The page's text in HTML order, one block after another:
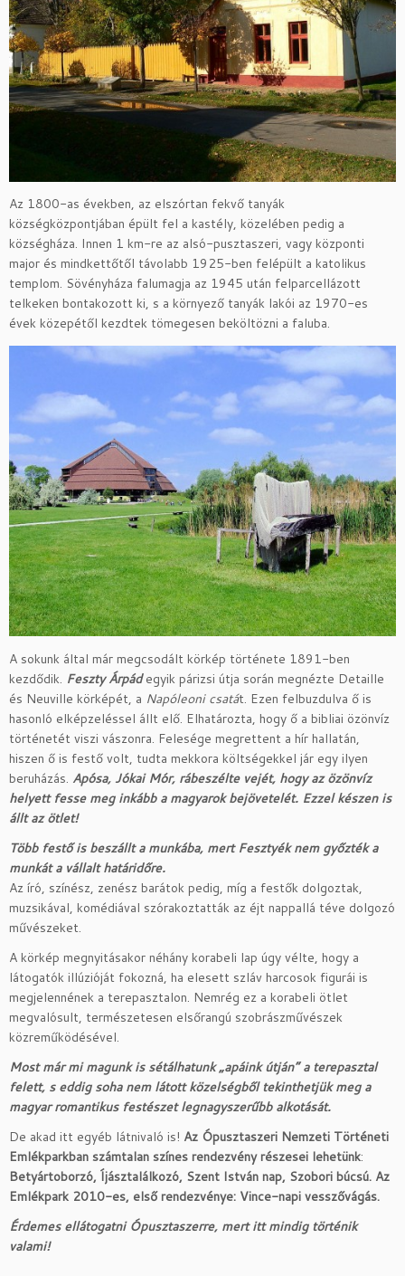
Az 1800-as években, az elszórtan fekvő tanyák
községközpontjában épült fel a kastély, közelében pedig a
községháza. Innen 1 km-re az alsó-pusztaszeri, vagy központi
major és mindkettőtől távolabb 1925-ben felépült a katolikus
templom. Sövényháza falumagja az 1945 után felparcellázott
telkeken bontakozott ki, s a környező tanyák lakói az 1970-es
évek közepétől kezdtek tömegesen beköltözni a faluba.
A sokunk által már megcsodált körkép története 1891-ben
kezdődik. Feszty Árpádegyik párizsi útja során megnézte Detaille
és Neuville körképét, a Napóleoni csatát. Ezen felbuzdulva ő is
hasonló elképzeléssel állt elő. Elhatározta, hogy ő a bibliai özönvíz
történetét viszi vászonra. Felesége megrettent a hír hallatán,
hiszen ő is festő volt, tudta mekkora költségekkel jár egy ilyen
beruházás. Apósa, Jókai Mór, rábeszélte vejét, hogy az özönvíz
helyett fesse meg inkább a magyarok bejövetelét. Ezzel készen is
állt az ötlet!
Több festő is beszállt a munkába, mert Fesztyék nem győzték a
munkát a vállalt határidőre.
Az író, színész, zenész barátok pedig, míg a festők dolgoztak,
muzsikával, komédiával szórakoztatták az éjt nappallá téve dolgozó
művészeket.
A körkép megnyitásakor néhány korabeli lap úgy vélte, hogy a
látogatók illúzióját fokozná, ha elesett szláv harcosok figurái is
megjelennének a terepasztalon. Nemrég ez a korabeli ötlet
megvalósult, természetesen elsőrangú szobrászművészek
közreműködésével.
Most már mi magunk is sétálhatunk „apáink útján” a terepasztal
felett, s eddig soha nem látott közelségből tekinthetjük meg a
magyar romantikus festészet legnagyszerűbb alkotását.
De akad itt egyéb látnivaló is! Az Ópusztaszeri Nemzeti Történeti
Emlékparkban számtalan színes rendezvény részesei lehetünk:
Betyártoborzó, Íjásztalálkozó, Szent István nap, Szobori búcsú. Az
Emlékpark 2010-es, első rendezvénye: Vince-napi vesszővágás.
Érdemes ellátogatni Ópusztaszerre, mert itt mindig történik
valami!